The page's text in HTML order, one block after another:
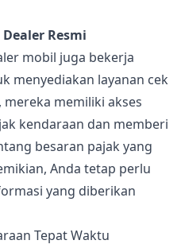
Resmi
mobil juga bekerja
menyediakan layanan cek
mereka memiliki akses
kendaraan dan memberi
besaran pajak yang
Anda tetap perlu
yang diberikan
Tepat Waktu